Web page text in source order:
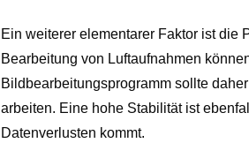
Ein weiterer elementarer Faktor ist die
Bearbeitung von Luftaufnahmen
Bildbearbeitungsprogramm sollte
arbeiten. Eine hohe Stabilität ist
Datenverlusten kommt.